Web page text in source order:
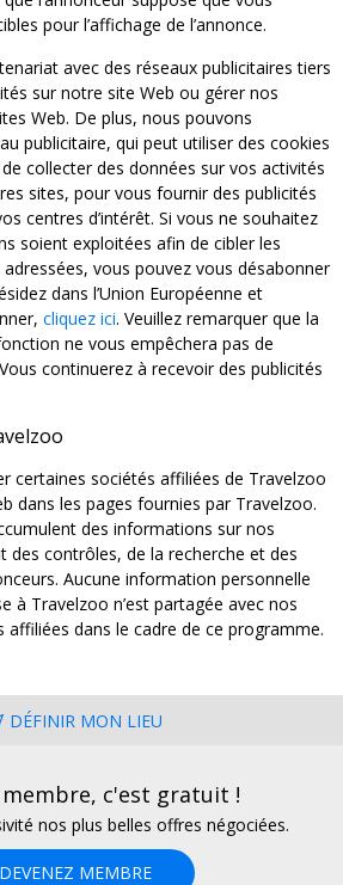
pour l’affichage de l’annonce.
avec des réseaux publicitaires tiers
sur notre site Web ou gérer nos
Web. De plus, nous pouvons
publicitaire, qui peut utiliser des cookies
collecter des données sur vos activités
sites, pour vous fournir des publicités
centres d’intérêt. Si vous ne souhaitez
soient exploitées afin de cibler les
vous pouvez vous désabonner
dans l’Union Européenne et
cliquez ici. Veuillez remarquer que la
ne vous empêchera pas de
continuerez à recevoir des publicités
certaines sociétés affiliées de Travelzoo
dans les pages fournies par Travelzoo.
des informations sur nos
des contrôles, de la recherche et des
Aucune information personnelle
à Travelzoo n’est partagée avec nos
affiliées dans le cadre de ce programme.
DÉFINIR MON LIEU
membre, c'est gratuit !
nos plus belles offres négociées.
DEVENEZ MEMBRE